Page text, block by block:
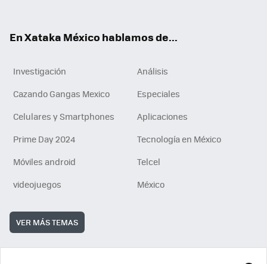
En Xataka México hablamos de...
Investigación
Análisis
Cazando Gangas Mexico
Especiales
Celulares y Smartphones
Aplicaciones
Prime Day 2024
Tecnología en México
Móviles android
Telcel
videojuegos
México
VER MÁS TEMAS